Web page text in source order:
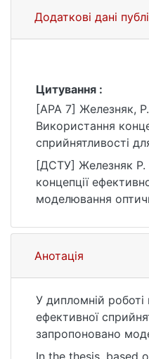
Додаткові дані
Цитування :
[APA 7] Железняк,
Використання
сприйнятливості
оптичних
з
шаром
Шевченка].
92
[ДСТУ] Железняк Р.
концепції
моделювання
приповерхневим
робота магістра :
Київ, 2023. 34 с. URL:
92 (дата
Анотація
У дипломній роботі
ефективної
запропоновано
порожнинами, що
In the thesis, based